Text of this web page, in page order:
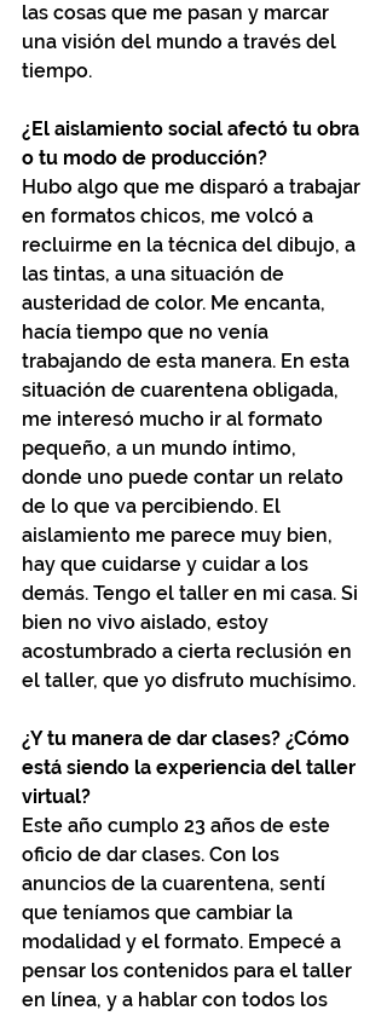
las cosas que me pasan y marcar
una visión del mundo a través del
tiempo.
¿El aislamiento social afectó tu obra
o tu modo de producción?
Hubo algo que me disparó a trabajar
en formatos chicos, me volcó a
recluirme en la técnica del dibujo, a
las tintas, a una situación de
austeridad de color. Me encanta,
hacía tiempo que no venía
trabajando de esta manera. En esta
situación de cuarentena obligada,
me interesó mucho ir al formato
pequeño, a un mundo íntimo,
donde uno puede contar un relato
de lo que va percibiendo. El
aislamiento me parece muy bien,
hay que cuidarse y cuidar a los
demás. Tengo el taller en mi casa. Si
bien no vivo aislado, estoy
acostumbrado a cierta reclusión en
el taller, que yo disfruto muchísimo.
¿Y tu manera de dar clases? ¿Cómo
está siendo la experiencia del taller
virtual?
Este año cumplo 23 años de este
oficio de dar clases. Con los
anuncios de la cuarentena, sentí
que teníamos que cambiar la
modalidad y el formato. Empecé a
pensar los contenidos para el taller
en línea, y a hablar con todos los